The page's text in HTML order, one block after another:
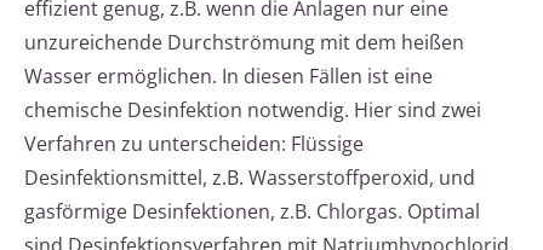
effizient genug, z.B. wenn die Anlagen nur eine
unzureichende Durchströmung mit dem heißen
Wasser ermöglichen. In diesen Fällen ist eine
chemische Desinfektion notwendig. Hier sind zwei
Verfahren zu unterscheiden: Flüssige
Desinfektionsmittel, z.B. Wasserstoffperoxid, und
gasförmige Desinfektionen, z.B. Chlorgas. Optimal